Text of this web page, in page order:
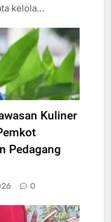
kelola…
Kuliner
Pedagang
0